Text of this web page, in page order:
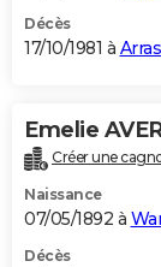
Décès
17/10/1981 à Arras
Emelie
Créer une
Naissance
07/05/1892 à
Décès